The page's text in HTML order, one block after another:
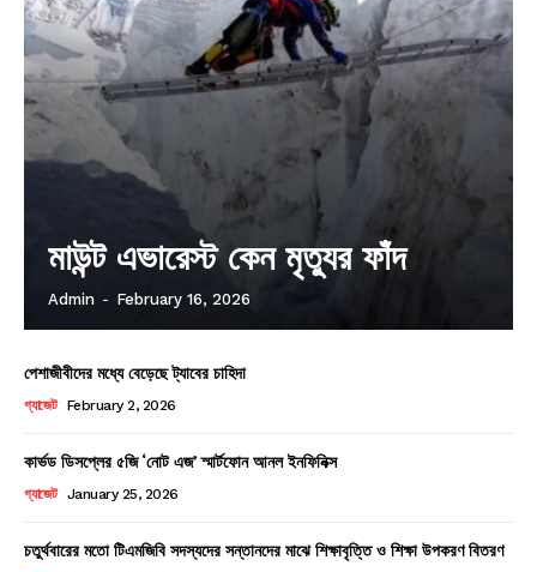
মাউন্ট এভারেস্ট কেন মৃত্যুর ফাঁদ
Admin - February 16, 2026
পেশাজীবীদের মধ্যে বেড়েছে ট্যাবের চাহিদা
গ্যাজেট February 2, 2026
কার্ভড ডিসপ্লের ৫জি ‘নোট এজ’ স্মার্টফোন আনল ইনফিনিক্স
গ্যাজেট January 25, 2026
চতুর্থবারের মতো টিএমজিবি সদস্যদের সন্তানদের মাঝে শিক্ষাবৃত্তি ও শিক্ষা উপকরণ বিতরণ